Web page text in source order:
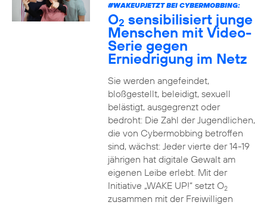
#WAKEUPJETZT BEI CYBERMOBBING:
O2 sensibilisiert junge
Menschen mit Video-
Serie gegen
Erniedrigung im Netz
Sie werden angefeindet,
bloßgestellt, beleidigt, sexuell
belästigt, ausgegrenzt oder
bedroht: Die Zahl der Jugendlichen,
die von Cybermobbing betroffen
sind, wächst: Jeder vierte der 14-19
jährigen hat digitale Gewalt am
eigenen Leibe erlebt. Mit der
Initiative „WAKE UP!“ setzt O2
zusammen mit der Freiwilligen